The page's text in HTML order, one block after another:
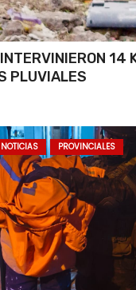
14
PLUVIALES
NOTICIAS PROVINCIALES